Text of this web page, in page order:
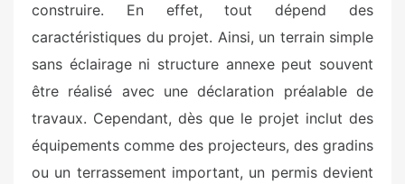
construire. En effet, tout dépend des
caractéristiques du projet. Ainsi, un terrain simple
sans éclairage ni structure annexe peut souvent
être réalisé avec une déclaration préalable de
travaux. Cependant, dès que le projet inclut des
équipements comme des projecteurs, des gradins
ou un terrassement important, un permis devient